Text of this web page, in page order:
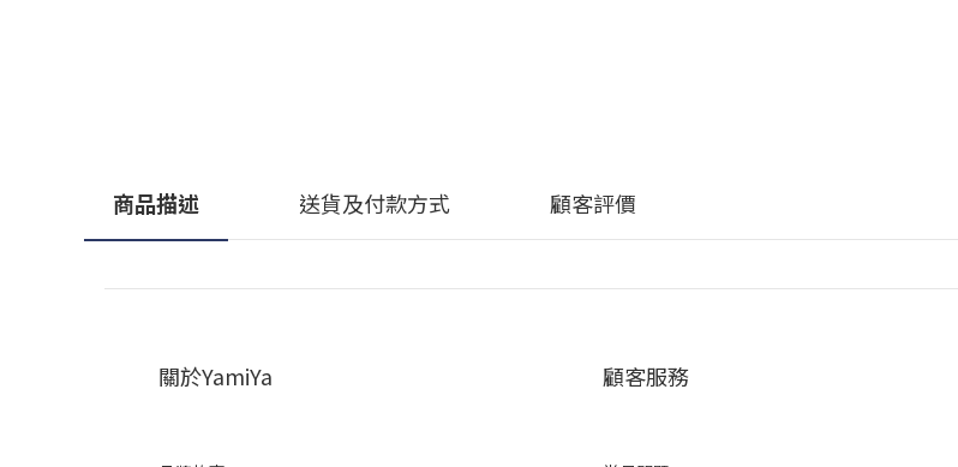
商品描述 送貨及付款方式 顧客評價
關於YamiYa 顧客服務